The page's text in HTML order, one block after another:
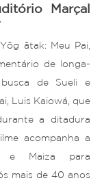
Marçal
ãtak: Meu Pai,
de longa-
de Sueli e
Luis Kaiowá, que
a ditadura
acompanha a
e Maiza para
mais de 40 anos